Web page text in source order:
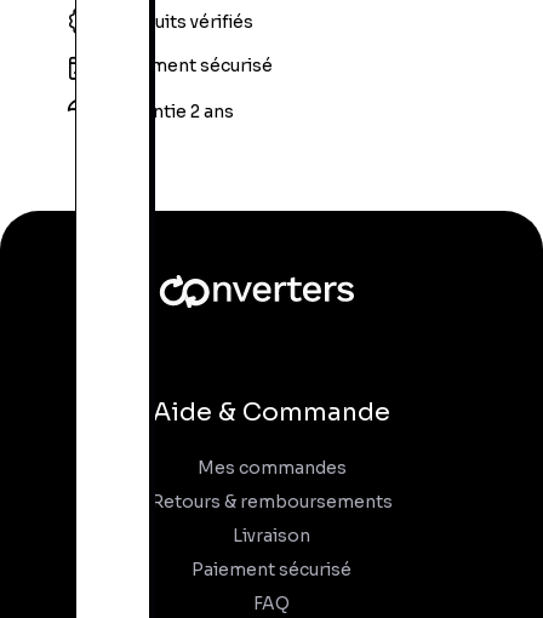
Produits vérifiés
Paiement sécurisé
Garantie 2 ans
Aide & Commande
Mes commandes
Retours & remboursements
Livraison
Paiement sécurisé
FAQ